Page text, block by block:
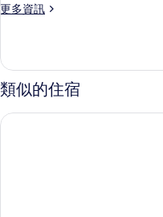
人
的
所
有
相
更多資訊
更
四
人
房
詳
類似的住宿
暖居民宿